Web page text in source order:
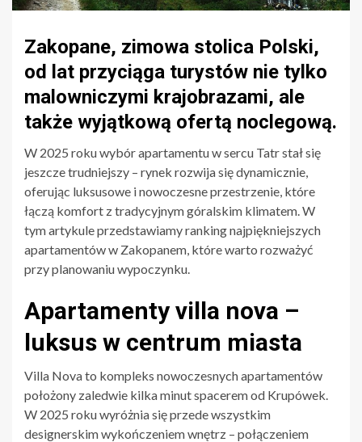
Zakopane, zimowa stolica Polski,
od lat przyciąga turystów nie tylko
malowniczymi krajobrazami, ale
także wyjątkową ofertą noclegową.
W 2025 roku wybór apartamentu w sercu Tatr stał się
jeszcze trudniejszy – rynek rozwija się dynamicznie,
oferując luksusowe i nowoczesne przestrzenie, które
łączą komfort z tradycyjnym góralskim klimatem. W
tym artykule przedstawiamy ranking najpiękniejszych
apartamentów w Zakopanem, które warto rozważyć
przy planowaniu wypoczynku.
Apartamenty villa nova –
luksus w centrum miasta
Villa Nova to kompleks nowoczesnych apartamentów
położony zaledwie kilka minut spacerem od Krupówek.
W 2025 roku wyróżnia się przede wszystkim
designerskim wykończeniem wnętrz – połączeniem